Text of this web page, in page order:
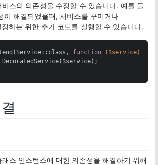
스의 의존성을 수정할 수 있습니다. 예를 들
이 해결되었을때, 서비스를 꾸미거나
하는 위한 추가 코드를 실행할 수 있습니다.
function ($service)
DecoratedService($service);
스 인스턴스에 대한 의존성을 해결하기 위해